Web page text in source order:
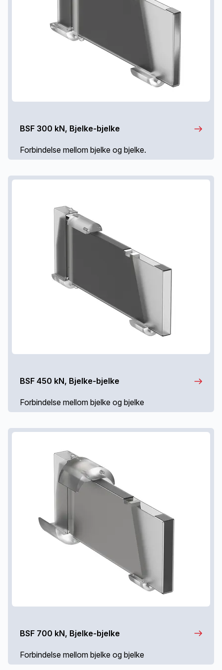
BSF 300 kN, Bjelke-bjelke
Forbindelse mellom bjelke og bjelke.
BSF 450 kN, Bjelke-bjelke
Forbindelse mellom bjelke og bjelke
BSF 700 kN, Bjelke-bjelke
Forbindelse mellom bjelke og bjelke